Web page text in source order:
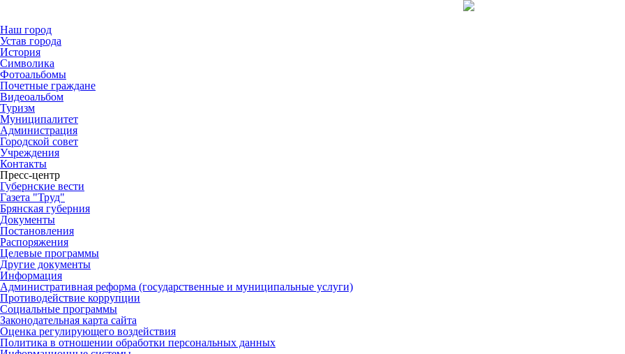
Наш город
Устав города
История
Символика
Фотоальбомы
Почетные граждане
Видеоальбом
Туризм
Муниципалитет
Администрация
Городской совет
Учреждения
Контакты
Пресс-центр
Губернские вести
Газета "Труд"
Брянская губерния
Документы
Постановления
Распоряжения
Целевые программы
Другие документы
Информация
Административная реформа (государственные и муниципальные услуги)
Противодействие коррупции
Социальные программы
Законодательная карта сайта
Оценка регулирующего воздействия
Политика в отношении обработки персональных данных